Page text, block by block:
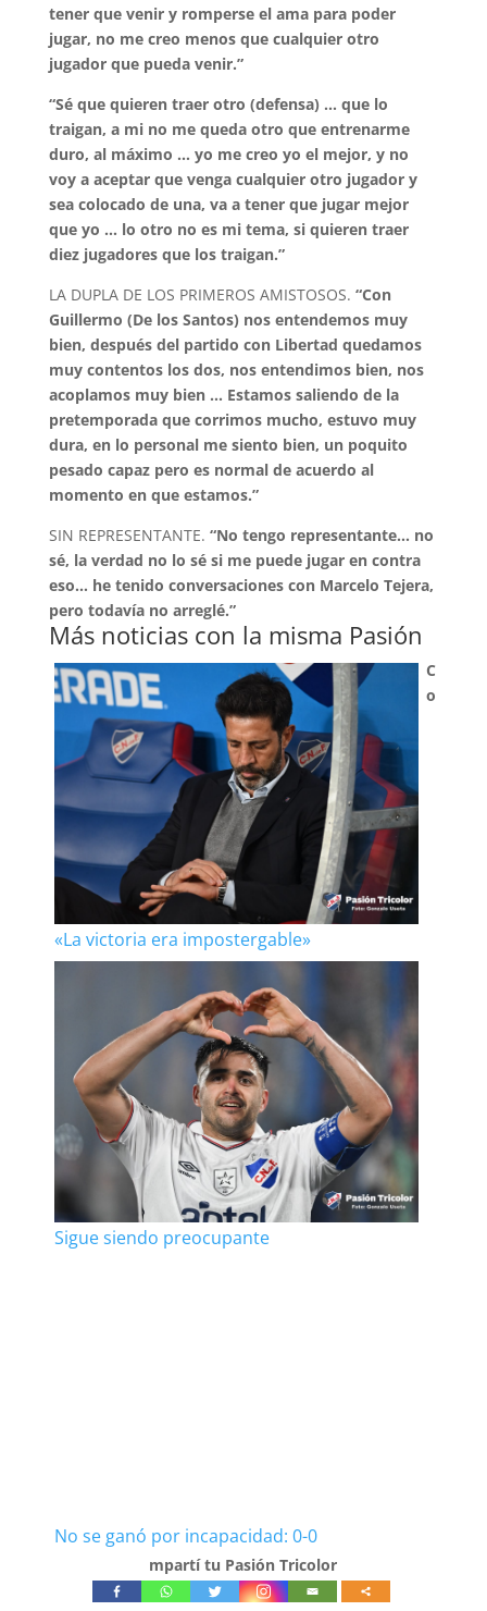
tener que venir y romperse el ama para poder
jugar, no me creo menos que cualquier otro
jugador que pueda venir.”
“Sé que quieren traer otro (defensa) … que lo
traigan, a mi no me queda otro que entrenarme
duro, al máximo … yo me creo yo el mejor, y no
voy a aceptar que venga cualquier otro jugador y
sea colocado de una, va a tener que jugar mejor
que yo … lo otro no es mi tema, si quieren traer
diez jugadores que los traigan.”
LA DUPLA DE LOS PRIMEROS AMISTOSOS. “Con
Guillermo (De los Santos) nos entendemos muy
bien, después del partido con Libertad quedamos
muy contentos los dos, nos entendimos bien, nos
acoplamos muy bien … Estamos saliendo de la
pretemporada que corrimos mucho, estuvo muy
dura, en lo personal me siento bien, un poquito
pesado capaz pero es normal de acuerdo al
momento en que estamos.”
SIN REPRESENTANTE. “No tengo representante… no
sé, la verdad no lo sé si me puede jugar en contra
eso… he tenido conversaciones con Marcelo Tejera,
pero todavía no arreglé.”
Más noticias con la misma Pasión
«La victoria era impostergable»
Sigue siendo preocupante
No se ganó por incapacidad: 0-0
C
o
mpartí tu Pasión Tricolor